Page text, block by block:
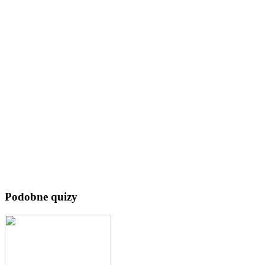
Podobne quizy